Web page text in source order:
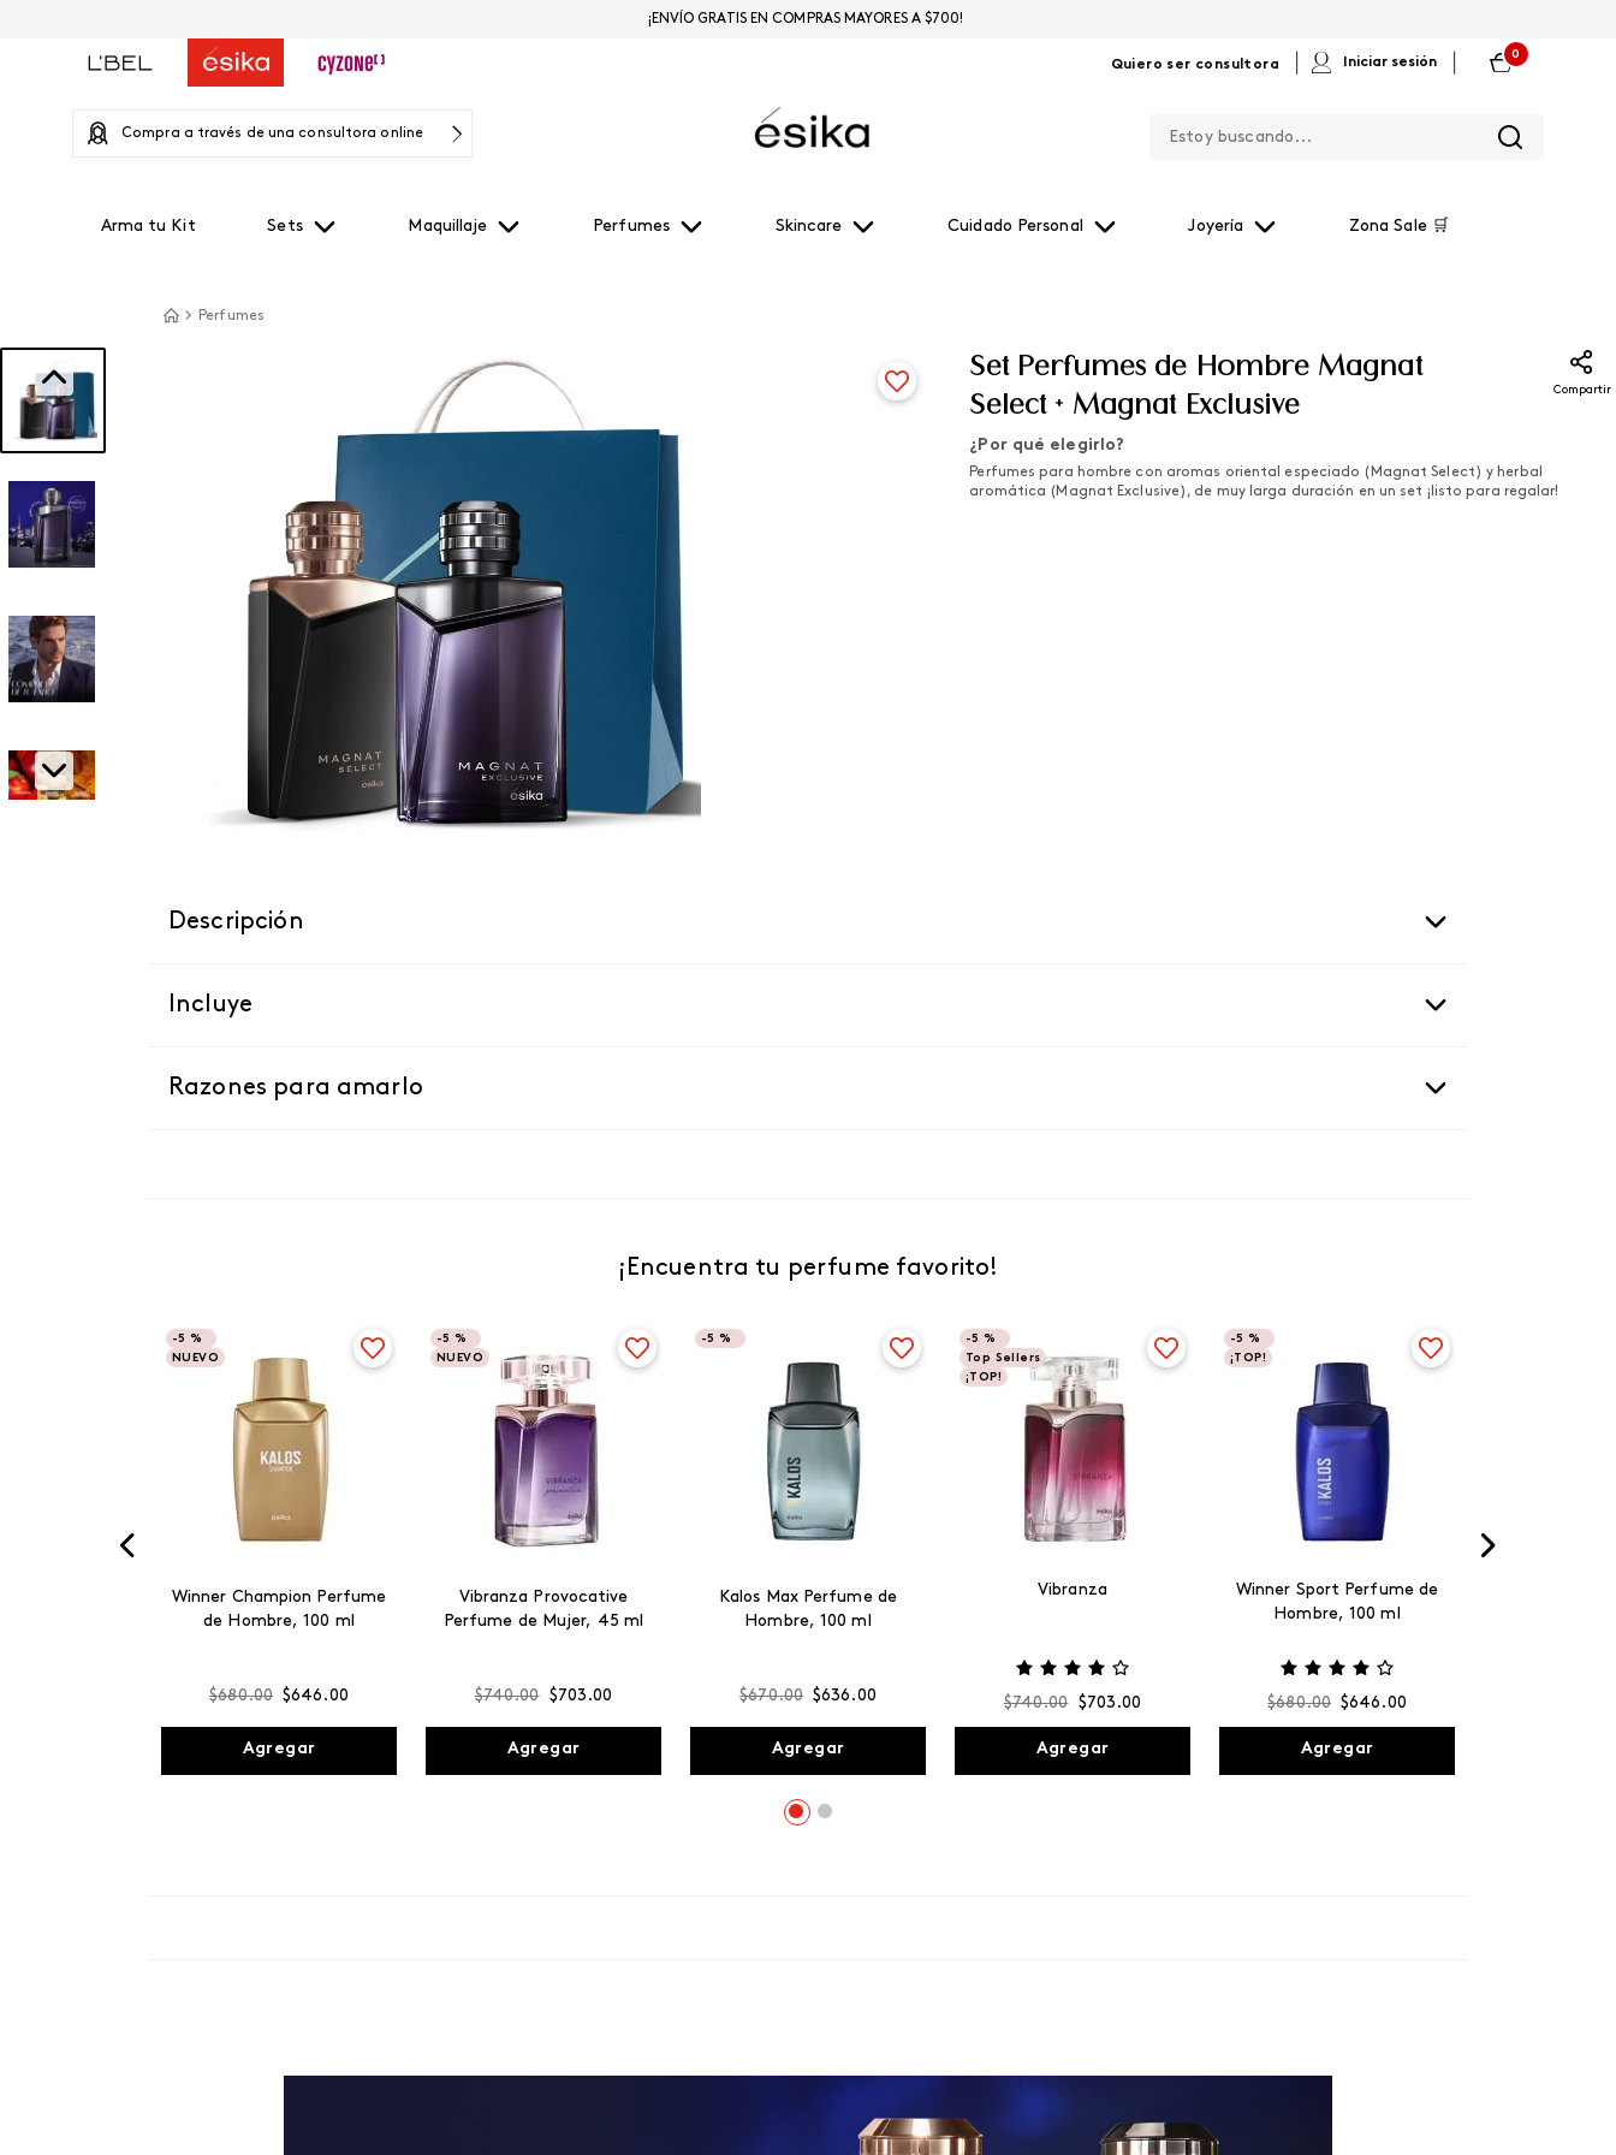
Quiero ser consultora Iniciar sesión
0
Compra a través de una consultora online
Arma tu Kit Sets Maquillaje Perfumes Skincare Cuidado Personal Joyería Zona Sale 🛒
¡ENVÍO GRATIS EN COMPRAS MAYORES A $700!
Perfumes
Set Perfumes de Hombre Magnat
Select + Magnat Exclusive
Compartir
¿Por qué elegirlo?
Perfumes para hombre con aromas oriental especiado (Magnat Select) y herbal
aromática (Magnat Exclusive), de muy larga duración en un set ¡listo para regalar!
Descripción
Incluye
Razones para amarlo
¡Encuentra tu perfume favorito!
-5 %
NUEVO
Winner Champion Perfume
de Hombre, 100 ml
$680.00 $646 .00
Agregar
-5 %
NUEVO
Vibranza Provocative
Perfume de Mujer, 45 ml
$740.00 $703 .00
Agregar
-5 %
Kalos Max Perfume de
Hombre, 100 ml
$670.00 $636 .00
Agregar
-5 %
Top Sellers
¡TOP!
Vibranza
$740.00 $703 .00
Agregar
-5 %
¡TOP!
Winner Sport Perfume de
Hombre, 100 ml
$680.00 $646 .00
Agregar